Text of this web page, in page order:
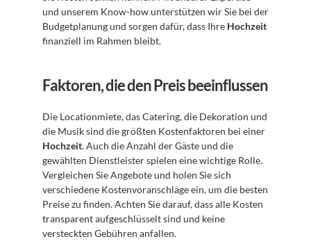
und unserem Know-how unterstützen wir Sie bei der
Budgetplanung und sorgen dafür, dass Ihre Hochzeit
finanziell im Rahmen bleibt.
Faktoren, die den Preis beeinflussen
Die Locationmiete, das Catering, die Dekoration und
Hochzeit. Auch die Anzahl der Gäste und die
gewählten Dienstleister spielen eine wichtige Rolle.
Vergleichen Sie Angebote und holen Sie sich
verschiedene Kostenvoranschläge ein, um die besten
Preise zu finden. Achten Sie darauf, dass alle Kosten
transparent aufgeschlüsselt sind und keine
versteckten Gebühren anfallen.